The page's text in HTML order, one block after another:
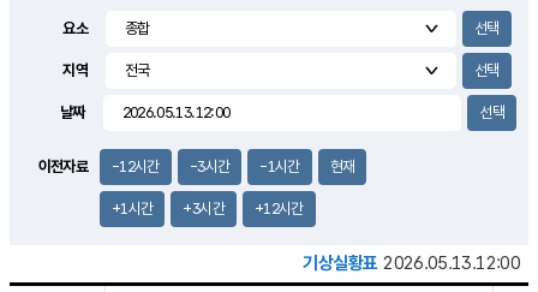
2.6m/s
요소
지역
날짜
이전자료 -12시간 -3시간 -1시간 현재
+1시간 +3시간 +12시간
기상실황표 2026.05.13.12:00